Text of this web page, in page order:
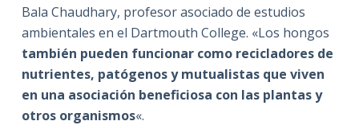
Bala Chaudhary, profesor asociado de estudios
ambientales en el Dartmouth College. «Los hongos
también pueden funcionar como recicladores de
nutrientes, patógenos y mutualistas que viven
en una asociación beneficiosa con las plantas y
otros organismos«.